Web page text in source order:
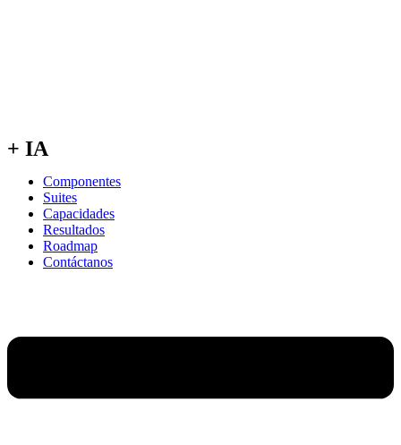
+ IA
Componentes
Suites
Capacidades
Resultados
Roadmap
Contáctanos